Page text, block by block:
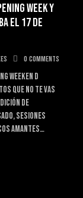
WEEK Y
EL 17 DE
0 Comments
weeken d
que no te vas
de
sesiones
amantes…